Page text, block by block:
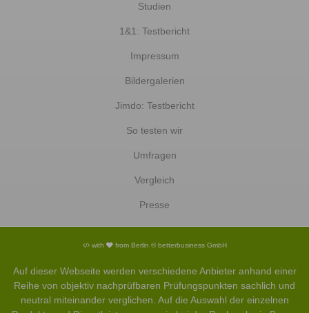
Studien
1&1: Testbericht
Impressum
Bildergalerien
Jimdo: Testbericht
So testen wir
Umfragen
Vergleich
Presse
with from Berlin © betterbusiness GmbH
Auf dieser Webseite werden verschiedene Anbieter anhand einer
Reihe von objektiv nachprüfbaren Prüfungspunkten sachlich und
neutral miteinander verglichen. Auf die Auswahl der einzelnen